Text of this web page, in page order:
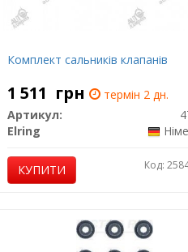
Комплект сальників клапанів
1 511 грн
термін 2 дн.
Артикул:
Elring
КУПИТИ Код: